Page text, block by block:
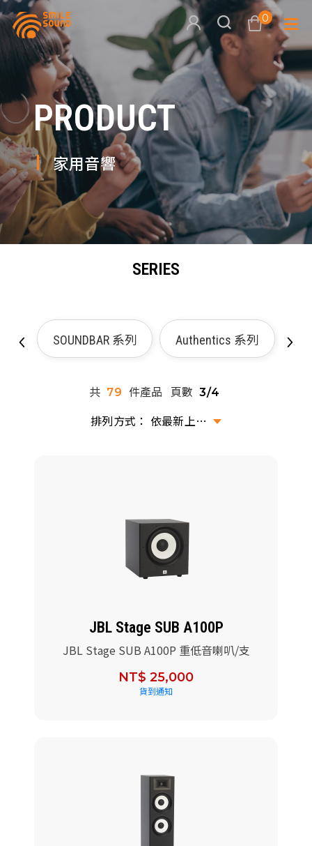
0
查看購物車
商品分類查詢
請選擇商品分類
請選擇分類
品牌分
多媒
家用音
周邊
派對喇
PRODUCT
家用音響
SERIES
SOUNDBAR 系列 Authentics 系列
共 79 件產品 頁數 3/4
依最新上架排序
JBL Stage SUB A100P
JBL Stage SUB A100P 重低音喇叭/支
NT$ 25,000
貨到通知